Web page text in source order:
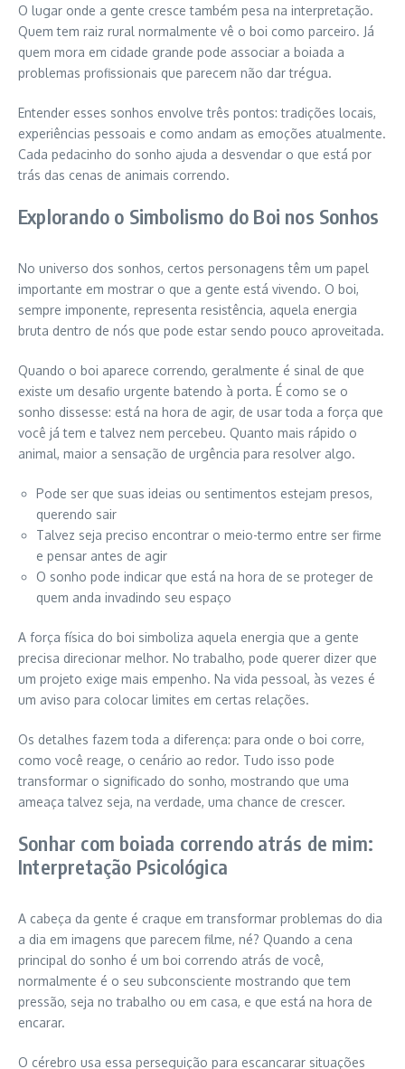
O lugar onde a gente cresce também pesa na interpretação.
Quem tem raiz rural normalmente vê o boi como parceiro. Já
quem mora em cidade grande pode associar a boiada a
problemas profissionais que parecem não dar trégua.
Entender esses sonhos envolve três pontos: tradições locais,
experiências pessoais e como andam as emoções atualmente.
Cada pedacinho do sonho ajuda a desvendar o que está por
trás das cenas de animais correndo.
Explorando o Simbolismo do Boi nos Sonhos
No universo dos sonhos, certos personagens têm um papel
importante em mostrar o que a gente está vivendo. O boi,
sempre imponente, representa resistência, aquela energia
bruta dentro de nós que pode estar sendo pouco aproveitada.
Quando o boi aparece correndo, geralmente é sinal de que
existe um desafio urgente batendo à porta. É como se o
sonho dissesse: está na hora de agir, de usar toda a força que
você já tem e talvez nem percebeu. Quanto mais rápido o
animal, maior a sensação de urgência para resolver algo.
Pode ser que suas ideias ou sentimentos estejam presos,
querendo sair
Talvez seja preciso encontrar o meio-termo entre ser firme
e pensar antes de agir
O sonho pode indicar que está na hora de se proteger de
quem anda invadindo seu espaço
A força física do boi simboliza aquela energia que a gente
precisa direcionar melhor. No trabalho, pode querer dizer que
um projeto exige mais empenho. Na vida pessoal, às vezes é
um aviso para colocar limites em certas relações.
Os detalhes fazem toda a diferença: para onde o boi corre,
como você reage, o cenário ao redor. Tudo isso pode
transformar o significado do sonho, mostrando que uma
ameaça talvez seja, na verdade, uma chance de crescer.
Sonhar com boiada correndo atrás de mim:
Interpretação Psicológica
A cabeça da gente é craque em transformar problemas do dia
a dia em imagens que parecem filme, né? Quando a cena
principal do sonho é um boi correndo atrás de você,
normalmente é o seu subconsciente mostrando que tem
pressão, seja no trabalho ou em casa, e que está na hora de
encarar.
O cérebro usa essa perseguição para escancarar situações